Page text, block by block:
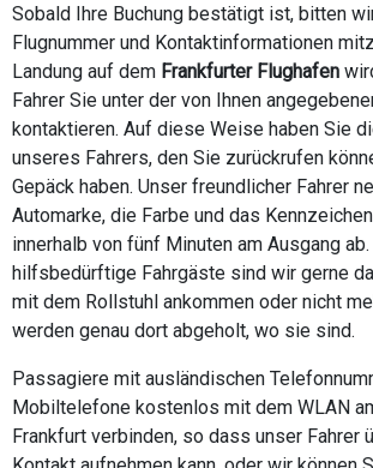
Sobald Ihre Buchung bestätigt ist, bitten
Flugnummer und Kontaktinformationen
Landung auf dem Frankfurter Flughafen
Fahrer Sie unter der von Ihnen
kontaktieren. Auf diese Weise haben Sie
unseres Fahrers, den Sie zurückrufen
Gepäck haben. Unser freundlicher Fahrer
Automarke, die Farbe und das
innerhalb von fünf Minuten am Ausgang
hilfsbedürftige Fahrgäste sind wir gerne
mit dem Rollstuhl ankommen oder nicht
werden genau dort abgeholt, wo sie sind.
Passagiere mit ausländischen
Mobiltelefone kostenlos mit dem WLAN
Frankfurt verbinden, so dass unser Fahrer